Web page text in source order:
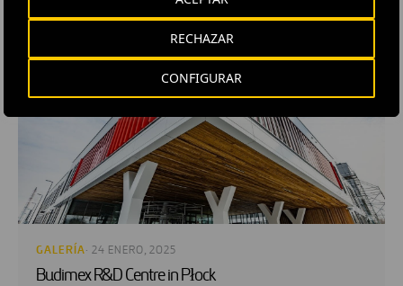
CONFIGURAR
RECHAZAR
RELACIONADOS
GALERÍA· 24 ENERO, 2025
Budimex R&D Centre in Płock